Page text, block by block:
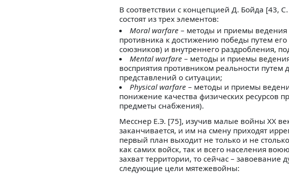
В соответствии с концепцией Д. Бойда
состоят из трех элементов:
Moral warfare – методы и приемы
противника к достижению победы путем
союзников) и внутреннего раздробления,
Mental warfare – методы и приемы
восприятия противником реальности
представлений о ситуации;
Physical warfare – методы и приемы
понижение качества физических ресурсов
предметы снабжения).
Месснер Е.Э. [75], изучив малые войны XX
заканчивается, и им на смену приходят
первый план выходит не только и не
как самих войск, так и всего населения
захват территории, то сейчас –
следующие цели мятежевойны: